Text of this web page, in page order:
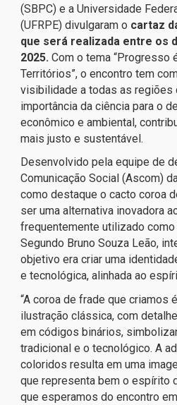
(SBPC) e a Universidade
(UFRPE) divulgaram o cartaz
que será realizada entre os
2025.Com o tema “Progresso
Territórios”, o encontro tem
visibilidade a todas as regiões
importância da ciência para o
econômico e ambiental,
mais justo e sustentável.
Desenvolvido pela equipe de
Comunicação Social (Ascom)
como destaque o cacto coroa
ser uma alternativa inovadora
frequentemente utilizado
Segundo Bruno Souza Leão,
objetivo era criar uma
e tecnológica, alinhada ao
“A coroa de frade que criamos
ilustração clássica, com
em códigos binários,
tradicional e o tecnológico. A
coloridos resulta em uma
que representa bem o espírito
que esperamos do encontro